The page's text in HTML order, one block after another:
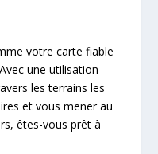
votre carte fiable
une utilisation
les terrains les
et vous mener au
êtes-vous prêt à